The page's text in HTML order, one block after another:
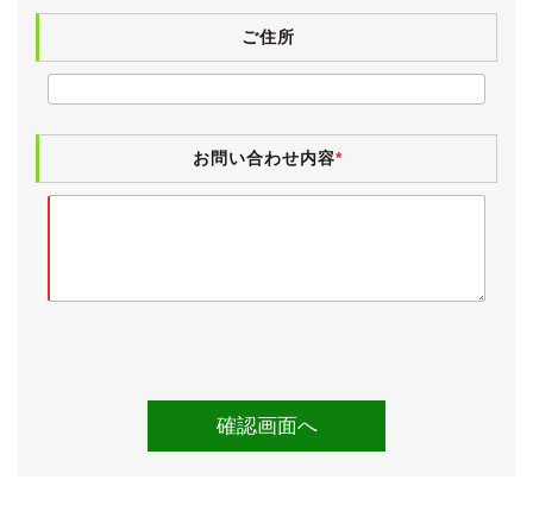
その場合、スイッチを再度操作していただけると動きま
ですが、チェックしたところ少し確認できました。
低音を「強」に調整し、音量をかなり大きくして気付く
試乗しましたところ、エンジンやオートマに特に気にな
に車体が傾いたり等もございません。
平成17・22・24・26・28・30・令和２年度点検記録簿
ご住所
お問い合わせ内容*